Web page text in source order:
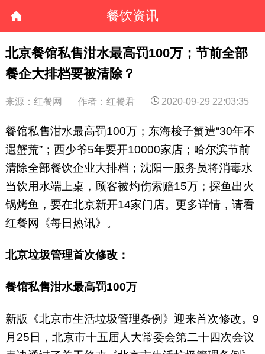
餐饮资讯
北京餐馆私售泔水最高罚100万；节前全部
餐企大排档要被清除？
来源：红餐网 作者：红餐君 2020-09-29 22:03:35
餐馆私售泔水最高罚100万；东海梭子蟹遭“30年不
遇蟹荒”；西少爷5年要开10000家店；哈尔滨节前
清除全部餐饮企业大排档；沈阳一服务员将消毒水
当饮用水端上桌，顾客被灼伤索赔15万；探鱼出火
锅烤鱼，要在北京新开14家门店。更多详情，请看
红餐网《每日热讯》。
北京垃圾管理首次修改：
餐馆私售泔水最高罚100万
新版《北京市生活垃圾管理条例》迎来首次修改。9
月25日，北京市十五届人大常委会第二十四次会议